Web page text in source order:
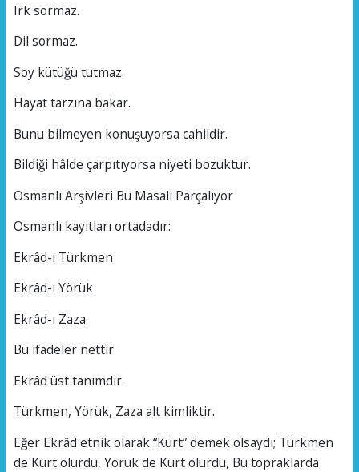
Irk sormaz.
Dil sormaz.
Soy kütüğü tutmaz.
Hayat tarzına bakar.
Bunu bilmeyen konuşuyorsa cahildir.
Bildiği hâlde çarpıtıyorsa niyeti bozuktur.
Osmanlı Arşivleri Bu Masalı Parçalıyor
Osmanlı kayıtları ortadadır:
Ekrâd-ı Türkmen
Ekrâd-ı Yörük
Ekrâd-ı Zaza
Bu ifadeler nettir.
Ekrâd üst tanımdır.
Türkmen, Yörük, Zaza alt kimliktir.
Eğer Ekrâd etnik olarak “Kürt” demek olsaydı; Türkmen
de Kürt olurdu, Yörük de Kürt olurdu, Bu topraklarda